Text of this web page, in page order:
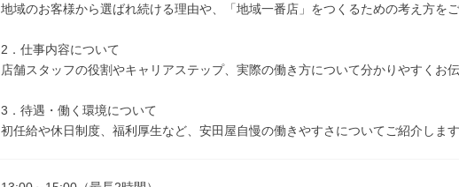
地域のお客様から選ばれ続ける理由や、「地域一番店」をつくるための考え方を
2．仕事内容について
店舗スタッフの役割やキャリアステップ、実際の働き方について分かりやすくお
3．待遇・働く環境について
初任給や休日制度、福利厚生など、安田屋自慢の働きやすさについてご紹介しま